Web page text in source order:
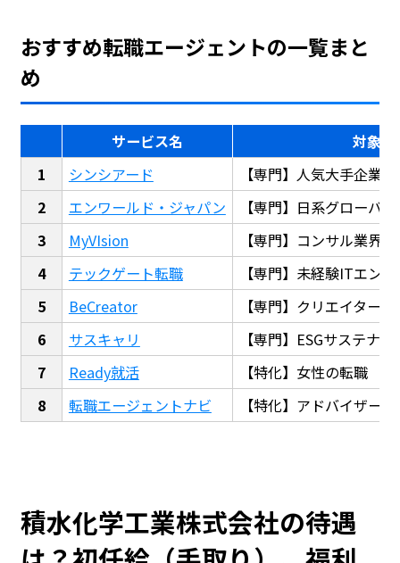
おすすめ転職エージェントの一覧まと
め
サービス名
対象
シンシアード
【専門】人気大手企業
エンワールド・ジャパン
【専門】日系グローバ
MyVIsion
【専門】コンサル業界
テックゲート転職
【専門】未経験ITエン
BeCreator
【専門】クリエイター
サスキャリ
【専門】ESGサステナ
Ready就活
【特化】女性の転職
転職エージェントナビ
【特化】アドバイザー
積水化学工業株式会社の待遇